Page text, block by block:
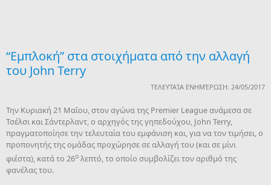
“Εμπλοκή” στα στοιχήματα από την αλλαγή
του John Terry
ΤΕΛΕΥΤΑΊΑ ΕΝΗΜΈΡΩΣΗ: 24/05/2017
Την Κυριακή 21 Μαΐου, στον αγώνα της Premier League ανάμεσα σε
Τσέλσι και Σάντερλαντ, o αρχηγός της γηπεδούχου, John Terry,
πραγματοποίησε την τελευταία του εμφάνιση και, για να τον τιμήσει, ο
προπονητής της ομάδας προχώρησε σε αλλαγή του (και σε μίνι
φιέστα), κατά το 26ο λεπτό, το οποίο συμβολίζει τον αριθμό της
φανέλας του.